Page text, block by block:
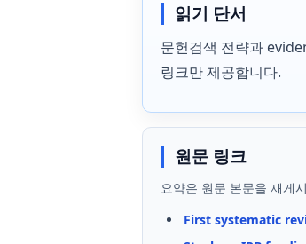
읽기 단서
문헌검색 전략과
링크만 제공합니다.
원문 링크
요약은 원문 본문을 재게
First systematic